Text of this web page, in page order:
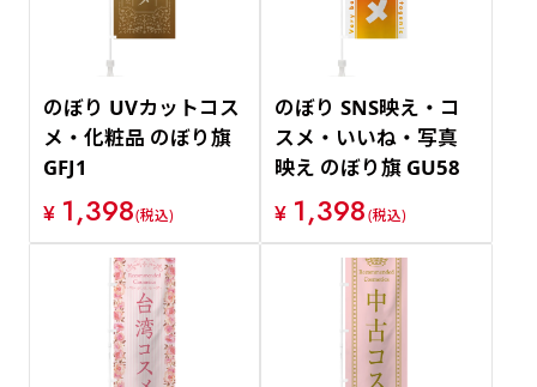
のぼり UVカットコス
メ・化粧品 のぼり旗
GFJ1
¥ 1,398(税込)
のぼり SNS映え・コ
スメ・いいね・写真
映え のぼり旗 GU58
¥ 1,398(税込)